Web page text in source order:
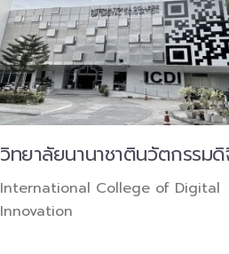
วิทยาลัยนานาชาตินวัตกรรม
International College of Digital
Innovation